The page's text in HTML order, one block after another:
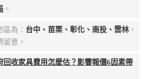
。
為： 台中、苗栗、彰化、南投、雲林 。
留意。
回收家具費用怎麼估？影響報價6因素帶